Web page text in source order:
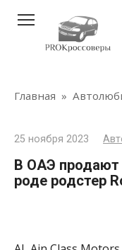
контенту
Главная »
25 ноября 2023
В ОАЭ продают
роде родстер